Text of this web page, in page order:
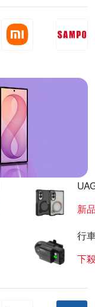
新
行
下